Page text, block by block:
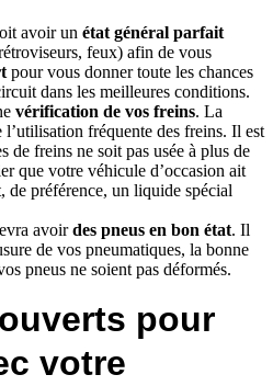
avoir un état général parfait
feux) afin de vous
pour vous donner toute les chances
dans les meilleures conditions.
vérification de vos freins. La
fréquente des freins. Il est
de freins ne soit pas usée à plus de
que votre véhicule d’occasion ait
de préférence, un liquide spécial
avoirdes pneus en bon état. Il
de vos pneumatiques, la bonne
pneus ne soient pas déformés.
pour
votre